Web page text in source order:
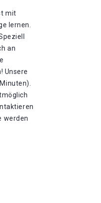
mit
lernen.
an
Unsere
werden